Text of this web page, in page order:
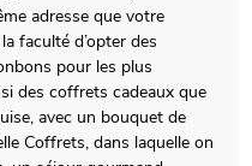
adresse que votre
faculté d’opter des
pour les plus
des coffrets cadeaux que
avec un bouquet de
Coffrets, dans laquelle on